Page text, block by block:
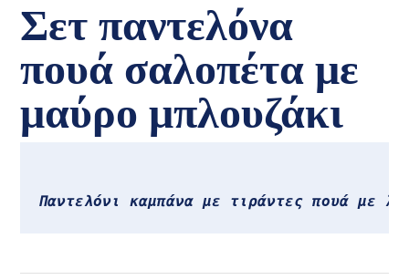
Σετ παντελόνα
πουά σαλοπέτα με
μαύρο μπλουζάκι
Παντελόνι καμπάνα με τιράντες πουά με